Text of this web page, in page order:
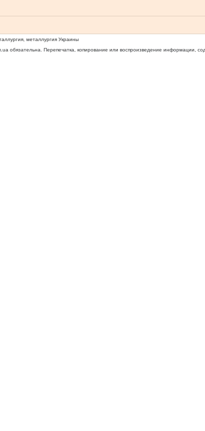
металлургия Украины
обязательна. Перепечатка, копирование или воспроизведение информации,